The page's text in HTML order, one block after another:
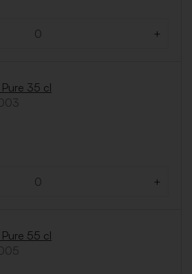
+
35 cl
+
55 cl